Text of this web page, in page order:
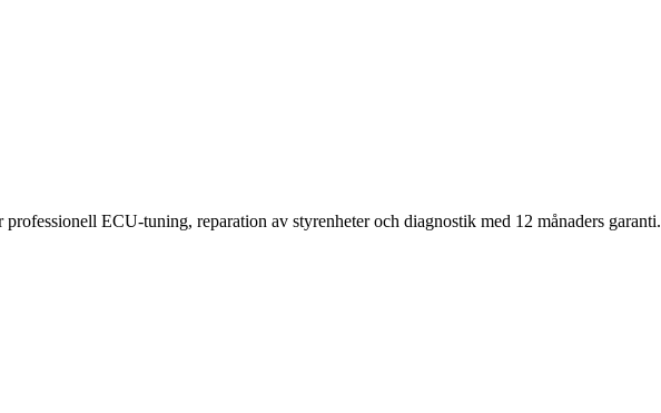
ECU-tuning, reparation av styrenheter och diagnostik med 12 månaders garanti.